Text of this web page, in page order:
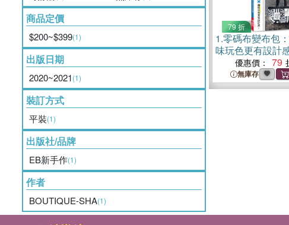
商品定價
$200~$399(1)
出版日期
2020~2021(1)
裝訂方式
平裝(1)
出版社/品牌
EB新手作(1)
作者
BOUTIQUE-SHA(1)
79 折
1.零碼布變布包
味玩色更有設計
優惠價： 79
無庫存